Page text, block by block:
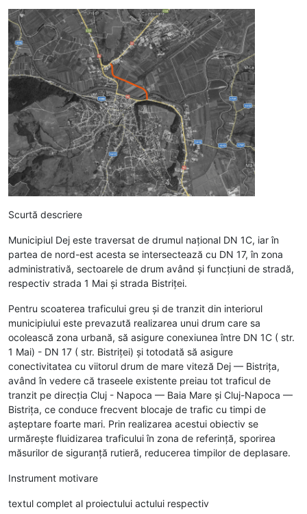
Scurtă descriere
Municipiul Dej este traversat de drumul național DN 1C, iar în
partea de nord-est acesta se intersectează cu DN 17, în zona
administrativă, sectoarele de drum având și funcțiuni de stradă,
respectiv strada 1 Mai și strada Bistriței.
Pentru scoaterea traficului greu și de tranzit din interiorul
municipiului este prevazută realizarea unui drum care sa
ocolească zona urbană, să asigure conexiunea între DN 1C ( str.
1 Mai) - DN 17 ( str. Bistriței) și totodată să asigure
conectivitatea cu viitorul drum de mare viteză Dej — Bistrița,
având în vedere că traseele existente preiau tot traficul de
tranzit pe direcția Cluj - Napoca — Baia Mare și Cluj-Napoca —
Bistrița, ce conduce frecvent blocaje de trafic cu timpi de
așteptare foarte mari. Prin realizarea acestui obiectiv se
urmărește fluidizarea traficului în zona de referință, sporirea
măsurilor de siguranță rutieră, reducerea timpilor de deplasare.
Instrument motivare
textul complet al proiectului actului respectiv